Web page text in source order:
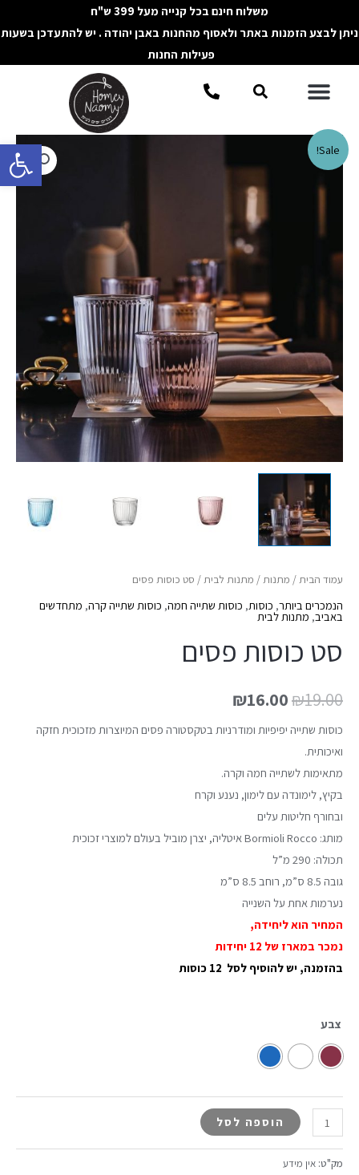
פתח
לתוכן
משלוח חינם בכל קנייה מעל 399 ש"ח
ניתן לבצע הזמנות באתר ולאסוף מהחנות באבן יהודה . יש להתעדכן בשעות
פעילות החנות
תפריטחיפוש
Sale!
עמוד הבית/ מתנות/ מתנות לבית/ סט כוסות פסים
הנמכרים ביותר, כוסות, כוסות שתייה חמה, כוסות שתייה קרה, מתחדשים
באביב, מתנות לבית
סט כוסות פסים
₪19.00
₪16.00
כוסות שתייה יפיפיות ומודרניות בטקסטורה פסים המיוצרות מזכוכית חזקה
ואיכותית.
מתאימות לשתייה חמה וקרה.
בקיץ, לימונדה עם לימון, נענע וקרח
ובחורף חליטות עלים
מותג: Bormioli Rocco איטליה, יצרן מוביל בעולם למוצרי זכוכית
תכולה: 290 מ”ל
גובה 8.5 ס”מ, רוחב 8.5 ס”מ
נערמות אחת על השנייה
המחיר הוא ליחידה,
נמכר במארז של 12 יחידות
בהזמנה, יש להוסיף לסל 12 כוסות
צבע
כמות
של
פסים
הוספה לסל
מק"ט: אין מידע